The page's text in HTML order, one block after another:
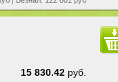
15 830.42 руб.